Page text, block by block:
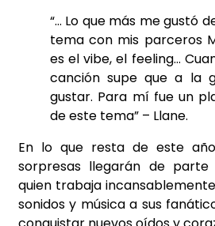
“… Lo que más me gustó
tema con mis parceros
es el vibe, el feeling…
canción supe que a la
gustar. Para mí fue un
de este tema” – Llane.
En lo que resta de este
sorpresas llegarán de parte
quien trabaja
sonidos y música a sus